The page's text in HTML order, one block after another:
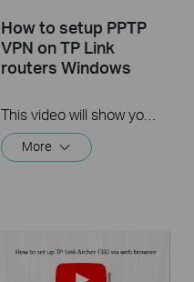
How to setup PPTP
VPN on TP Link
routers Windows
This video will show you how to set up PPTP VPN on a TP-Link Wi-Fi router. For more information, visit www.tp-link.com/support
More